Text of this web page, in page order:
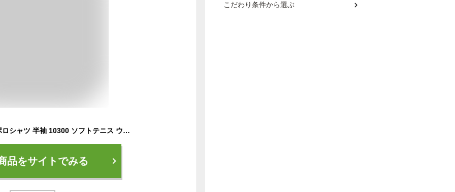
YONEX ヨネックス ポロシャツ 半袖 10300 ソフトテニス ウェア ＆ バドミントン ウェア ユニフォーム 【テニスウェア ヨネックス バドミントン ウェア ヨネックス バドミントン ユニフォーム 軟式テニス テニス ポロシャツ ゲームシャツ 吸汗速乾 soft tennis】
品をサイトでみる
こだわり条件から選ぶ